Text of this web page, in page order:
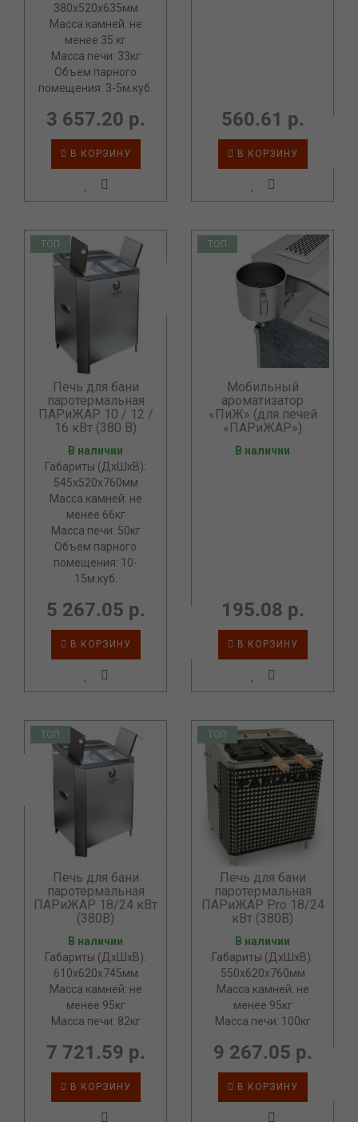
380х520х635мм
Масса камней: не
менее 35 кг
Масса печи: 33кг
Объем парного
помещения: 3-5м.куб.
3 657.20 р.
В КОРЗИНУ
560.61 р.
В КОРЗИНУ
ТОП
Печь для бани
паротермальная
ПАРиЖАР 10 / 12 /
16 кВт (380 В)
В наличии
Габариты (ДхШхВ):
545х520х760мм
Масса камней: не
менее 66кг
Масса печи: 50кг
Объем парного
помещения: 10-
15м.куб.
5 267.05 р.
В КОРЗИНУ
ТОП
Мобильный
ароматизатор
«ПиЖ» (для печей
«ПАРиЖАР»)
В наличии
195.08 р.
В КОРЗИНУ
ТОП
Печь для бани
паротермальная
ПАРиЖАР 18/24 кВт
(380В)
В наличии
Габариты (ДхШхВ):
610х620х745мм
Масса камней: не
менее 95кг
Масса печи: 82кг
7 721.59 р.
В КОРЗИНУ
ТОП
Печь для бани
паротермальная
ПАРиЖАР Pro 18/24
кВт (380В)
В наличии
Габариты (ДхШхВ):
550х620х760мм
Масса камней: не
менее 95кг
Масса печи: 100кг
9 267.05 р.
В КОРЗИНУ